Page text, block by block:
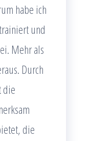
habe ich
und
Mehr als
Durch
die
die